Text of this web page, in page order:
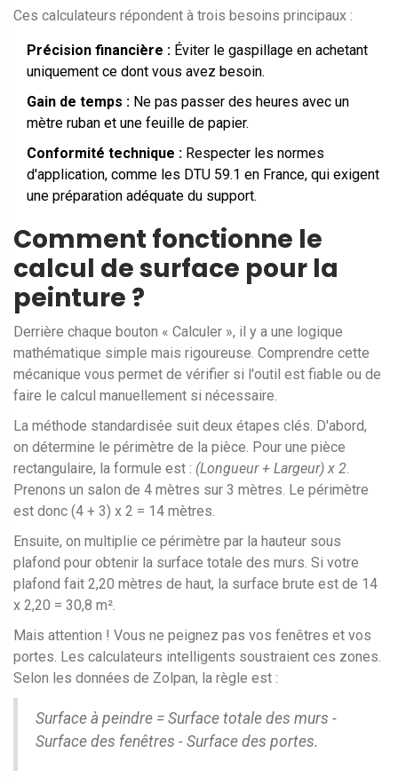
Ces calculateurs répondent à trois besoins principaux :
Précision financière : Éviter le gaspillage en achetant
uniquement ce dont vous avez besoin.
Gain de temps : Ne pas passer des heures avec un
mètre ruban et une feuille de papier.
Conformité technique : Respecter les normes
d'application, comme les DTU 59.1 en France, qui exigent
une préparation adéquate du support.
Comment fonctionne le
calcul de surface pour la
peinture ?
Derrière chaque bouton « Calculer », il y a une logique
mathématique simple mais rigoureuse. Comprendre cette
mécanique vous permet de vérifier si l'outil est fiable ou de
faire le calcul manuellement si nécessaire.
La méthode standardisée suit deux étapes clés. D'abord,
on détermine le périmètre de la pièce. Pour une pièce
rectangulaire, la formule est : (Longueur + Largeur) x 2.
Prenons un salon de 4 mètres sur 3 mètres. Le périmètre
est donc (4 + 3) x 2 = 14 mètres.
Ensuite, on multiplie ce périmètre par la hauteur sous
plafond pour obtenir la surface totale des murs. Si votre
plafond fait 2,20 mètres de haut, la surface brute est de 14
x 2,20 = 30,8 m².
Mais attention ! Vous ne peignez pas vos fenêtres et vos
portes. Les calculateurs intelligents soustraient ces zones.
Selon les données de Zolpan, la règle est :
Surface à peindre = Surface totale des murs -
Surface des fenêtres - Surface des portes.